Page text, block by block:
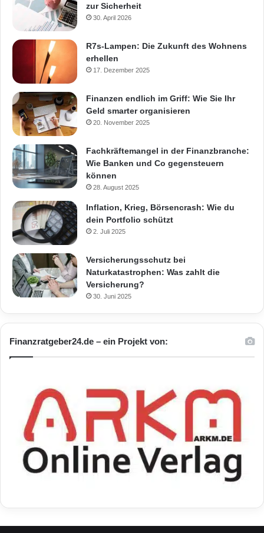
zur Sicherheit
30. April 2026
R7s-Lampen: Die Zukunft des Wohnens
erhellen
17. Dezember 2025
Finanzen endlich im Griff: Wie Sie Ihr
Geld smarter organisieren
20. November 2025
Fachkräftemangel in der Finanzbranche:
Wie Banken und Co gegensteuern
können
28. August 2025
Inflation, Krieg, Börsencrash: Wie du
dein Portfolio schützt
2. Juli 2025
Versicherungsschutz bei
Naturkatastrophen: Was zahlt die
Versicherung?
30. Juni 2025
Finanzratgeber24.de – ein Projekt von: